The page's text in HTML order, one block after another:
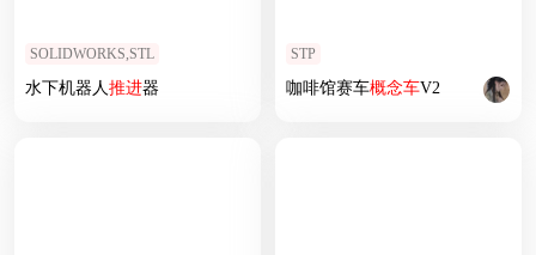
SOLIDWORKS,STL
水下机器人推进器
STP
咖啡馆赛车概念车V2